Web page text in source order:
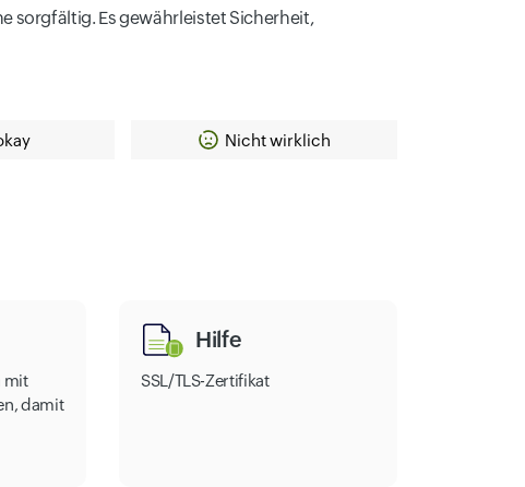
sorgfältig. Es gewährleistet Sicherheit,
Nicht wirklich
mit
damit
Hilfe
SSL/TLS-Zertifikat